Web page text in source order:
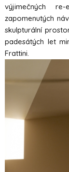
výjimečných
zapomenutých
skulpturální
padesátých let
Frattini.